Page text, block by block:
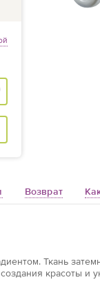
Возврат
Ткань
красоты и